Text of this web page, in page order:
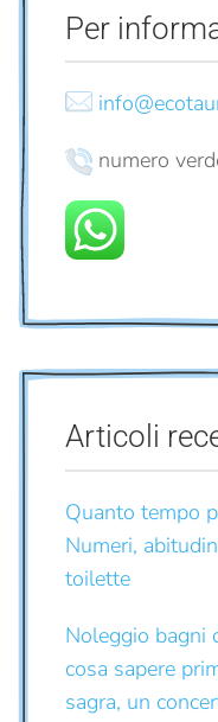
Per
numero
Articoli
Quanto tempo
Numeri,
toilette
Noleggio bagni
cosa sapere
sagra, un